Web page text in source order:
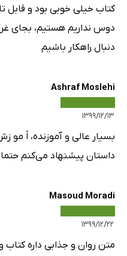
کتاب خیلی خوبی بود و قابل
دوس نداریم هستیم، بجای
دنبال راهکار باشیم
Ashraf Moslehi
۱۳۹۹/۱۲/۱۳
بسیار عالی و آموزنده، اً
داستان پیشنهاد می‌کنم حتما
Masoud Moradi
۱۳۹۹/۱۲/۲۲
متن روان و جذابی داره